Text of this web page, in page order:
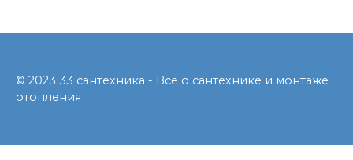
© 2023 33 сантехника - Все о сантехнике и монтаже
отопления